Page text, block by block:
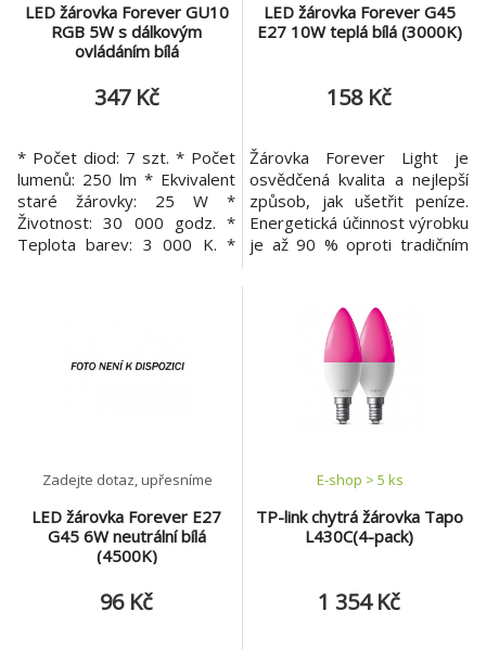
LED žárovka Forever GU10
RGB 5W s dálkovým
ovládáním bílá
347 Kč
* Počet diod: 7 szt. * Počet
lumenů: 250 lm * Ekvivalent
staré žárovky: 25 W *
Životnost: 30 000 godz. *
Teplota barev: 3 000 K. *
Pracovní napětí: 230V 50 Hz
LED žárovka Forever G45
E27 10W teplá bílá (3000K)
158 Kč
Žárovka Forever Light je
osvědčená kvalita a nejlepší
způsob, jak ušetřit peníze.
Energetická účinnost výrobku
je až 90 % oproti tradičním
životnost, vysoká odolnost a
kvalita provedení, která
přesahuje životnost tradiční
žárovky. Díky nejnovějším
technologickým řešením se
můžeme těšit
LED žárovka Forever E27
G45 6W neutrální bílá
(4500K)
Zadejte dotaz, upřesníme
96 Kč
TP-link chytrá žárovka Tapo
L430C(4-pack)
E-shop > 5 ks
1 354 Kč